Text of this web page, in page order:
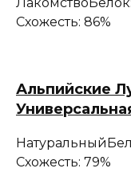
Схожесть: 86%
Альпийские
Натуральный
Схожесть: 79%